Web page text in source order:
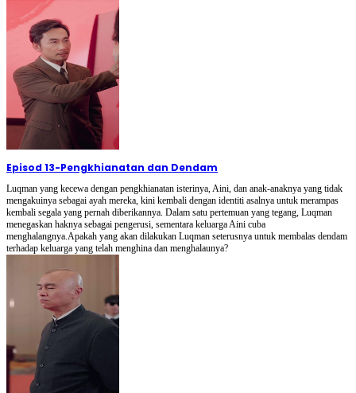
Episod 13-Pengkhianatan dan Dendam
Luqman yang kecewa dengan pengkhianatan isterinya, Aini, dan anak-anaknya yang tidak
mengakuinya sebagai ayah mereka, kini kembali dengan identiti asalnya untuk merampas
kembali segala yang pernah diberikannya. Dalam satu pertemuan yang tegang, Luqman
menegaskan haknya sebagai pengerusi, sementara keluarga Aini cuba
menghalangnya.Apakah yang akan dilakukan Luqman seterusnya untuk membalas dendam
terhadap keluarga yang telah menghina dan menghalaunya?